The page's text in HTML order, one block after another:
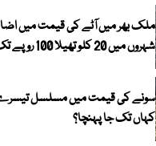
ملک بھر میں آٹے کی قیمت میں
شہروں میں 20 کلو تھیلا 100 روپے تک مہنگا
سونے کی قیمت میں مسلسل تیسرے
کہاں تک جا پہنچا؟